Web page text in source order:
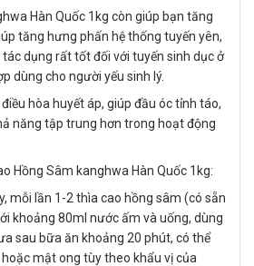
Hàn Quốc 1kg còn giúp bạn tăng
tăng hưng phấn hệ thống tuyến yên,
dụng rất tốt đối với tuyến sinh dục ở
dùng cho người yếu sinh lý.
hòa huyết áp, giúp đầu óc tỉnh táo,
năng tập trung hơn trong hoạt động
Hồng Sâm kanghwa Hàn Quốc 1kg:
mỗi lần 1-2 thìa cao hồng sâm (có sẵn
khoảng 80ml nước ấm và uống, dùng
sau bữa ăn khoảng 20 phút, có thể
mật ong tùy theo khẩu vị của